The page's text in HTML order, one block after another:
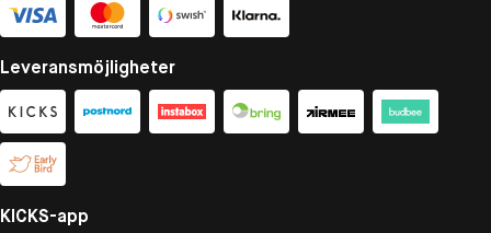
Leveransmöjligheter
KICKS-app